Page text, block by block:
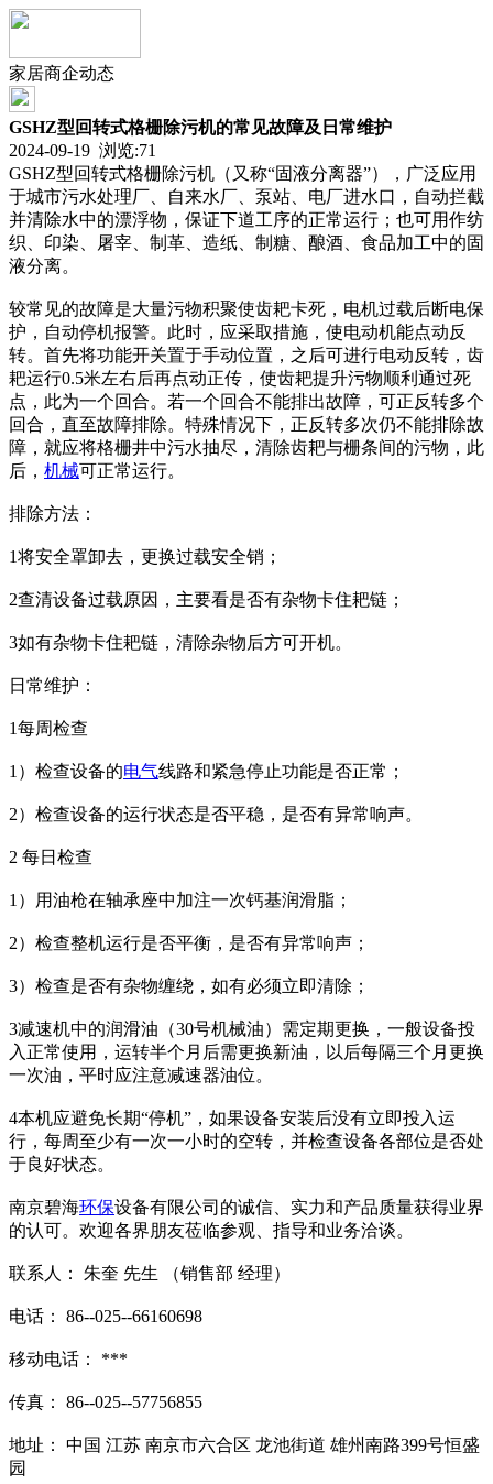
家居商企动态
GSHZ型回转式格栅除污机的常见故障及日常维护
2024-09-19 浏览:71
GSHZ型回转式格栅除污机（又称“固液分离器”），广泛应用
于城市污水处理厂、自来水厂、泵站、电厂进水口，自动拦截
并清除水中的漂浮物，保证下道工序的正常运行；也可用作纺
织、印染、屠宰、制革、造纸、制糖、酿酒、食品加工中的固
液分离。
较常见的故障是大量污物积聚使齿耙卡死，电机过载后断电保
护，自动停机报警。此时，应采取措施，使电动机能点动反
转。首先将功能开关置于手动位置，之后可进行电动反转，齿
耙运行0.5米左右后再点动正传，使齿耙提升污物顺利通过死
点，此为一个回合。若一个回合不能排出故障，可正反转多个
回合，直至故障排除。特殊情况下，正反转多次仍不能排除故
障，就应将格栅井中污水抽尽，清除齿耙与栅条间的污物，此
后， 机械可正常运行。
排除方法：
1将安全罩卸去，更换过载安全销；
2查清设备过载原因，主要看是否有杂物卡住耙链；
3如有杂物卡住耙链，清除杂物后方可开机。
日常维护：
1每周检查
1）检查设备的电气线路和紧急停止功能是否正常；
2）检查设备的运行状态是否平稳，是否有异常响声。
2 每日检查
1）用油枪在轴承座中加注一次钙基润滑脂；
2）检查整机运行是否平衡，是否有异常响声；
3）检查是否有杂物缠绕，如有必须立即清除；
3减速机中的润滑油（30号机械油）需定期更换，一般设备投
入正常使用，运转半个月后需更换新油，以后每隔三个月更换
一次油，平时应注意减速器油位。
4本机应避免长期“停机”，如果设备安装后没有立即投入运
行，每周至少有一次一小时的空转，并检查设备各部位是否处
于良好状态。
南京碧海环保设备有限公司的诚信、实力和产品质量获得业界
的认可。欢迎各界朋友莅临参观、指导和业务洽谈。
联系人： 朱奎 先生 （销售部 经理）
电话： 86--025--66160698
移动电话： ***
传真： 86--025--57756855
地址： 中国 江苏 南京市六合区 龙池街道 雄州南路399号恒盛
园